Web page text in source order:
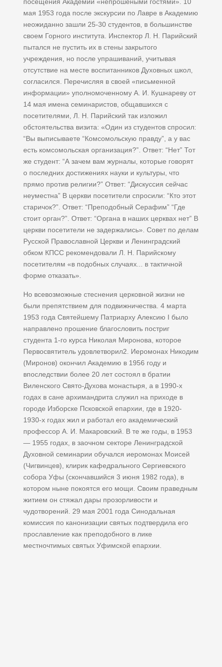
посещения Академии «непрошеными гостями». 10
мая 1953 года после экскурсии по Лавре в Академию
неожиданно зашли 25-30 студентов, в большинстве
своем Горного института. Инспектор Л. Н. Парийский
пытался не пустить их в стены закрытого
учреждения, но после упрашиваний, учитывая
отсутствие на месте воспитанников Духовных школ,
согласился. Перечисляя в своей «письменной
информации» уполномоченному А. И. Кушнареву от
14 мая имена семинаристов, общавшихся с
посетителями, Л. Н. Парийский так изложил
обстоятельства визита: «Один из студентов спросил:
“Вы выписываете “Комсомольскую правду”, а у вас
есть комсомольская организация?”. Ответ: “Нет” Тот
же студент: “А зачем вам журналы, которые говорят
о последних достижениях науки и культуры, что
прямо против религии?” Ответ: “Дискуссия сейчас
неуместна” В церкви посетители спросили: “Кто этот
старичок?”. Ответ: “Преподобный Серафим” “Где
стоит орган?”. Ответ: “Органа в наших церквах нет” В
церкви посетители не задержались». Совет по делам
Русской Православной Церкви и Ленинградский
обком КПСС рекомендовали Л. Н. Парийскому
посетителям «в подобных случаях... в тактичной
форме отказать».
Но всевозможные стеснения церковной жизни не
были препятствием для подвижничества. 4 марта
1953 года Святейшему Патриарху Алексию I было
направлено прошение благословить постриг
студента 1-го курса Николая Миронова, которое
Первосвятитель удовлетворил2. Иеромонах Никодим
(Миронов) окончил Академию в 1956 году и
впоследствии более 20 лет состоял в братии
Виленского Свято-Духова монастыря, а в 1990-х
годах в сане архимандрита служил на приходе в
городе Изборске Псковской епархии, где в 1920-
1930-х годах жил и работал его академический
профессор А. И. Макаровский. В те же годы, в 1953
— 1955 годах, в заочном секторе Ленинградской
Духовной семинарии обучался иеромонах Моисей
(Чигвинцев), клирик кафедрального Сергиевского
собора Уфы (скончавшийся 3 июня 1982 года), в
котором ныне покоятся его мощи. Своим праведным
житием он стяжал дары прозорливости и
чудотворений. 29 мая 2001 года Синодальная
комиссия по канонизации святых подтвердила его
прославление как преподобного в лике
местночтимых святых Уфимской епархии.